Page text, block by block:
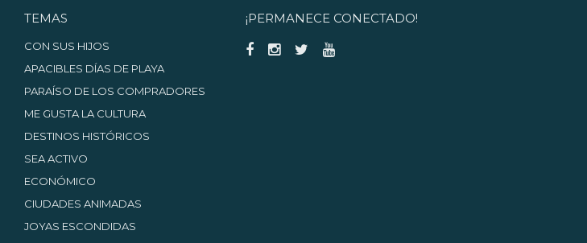
TEMAS
CON SUS HIJOS
APACIBLES DÍAS DE PLAYA
PARAÍSO DE LOS COMPRADORES
ME GUSTA LA CULTURA
DESTINOS HISTÓRICOS
SEA ACTIVO
ECONÓMICO
CIUDADES ANIMADAS
JOYAS ESCONDIDAS
¡PERMANECE CONECTADO!